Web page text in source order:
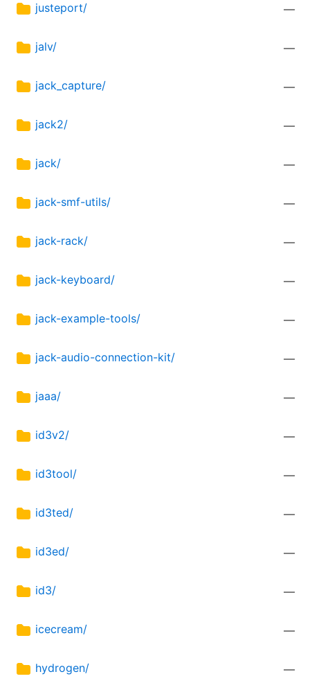
justeport/ —
jalv/ —
jack_capture/ —
jack2/ —
jack/ —
jack-smf-utils/ —
jack-rack/ —
jack-keyboard/ —
jack-example-tools/ —
jack-audio-connection-kit/ —
jaaa/ —
id3v2/ —
id3tool/ —
id3ted/ —
id3ed/ —
id3/ —
icecream/ —
hydrogen/ —